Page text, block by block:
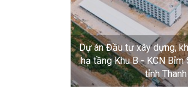
Dự án Đầu tư xây dựng,
hạ tầng Khu B - KCN Bỉm
tỉnh